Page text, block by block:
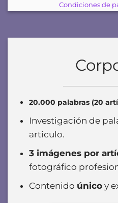
Condiciones de
20.000 palabras (20
Investigación de
articulo.
3 imágenes por
fotográfico
Contenido único y